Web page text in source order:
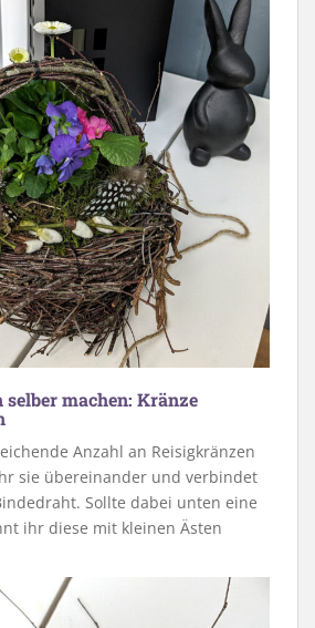
selber machen: Kränze
Anzahl an Reisigkränzen
sie übereinander und verbindet
Sollte dabei unten eine
ihr diese mit kleinen Ästen